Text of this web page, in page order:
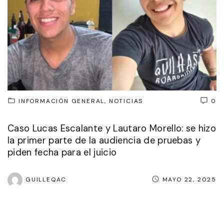
0
INFORMACIÓN GENERAL NOTICIAS
Caso Lucas Escalante y Lautaro Morello: se hizo
la primer parte de la audiencia de pruebas y
piden fecha para el juicio
GUILLEQAC MAYO 22, 2025